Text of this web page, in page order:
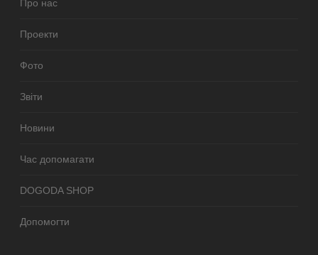
Про нас
Проекти
Фото
Звіти
Новини
Час допомагати
DOGODA SHOP
Допомогти